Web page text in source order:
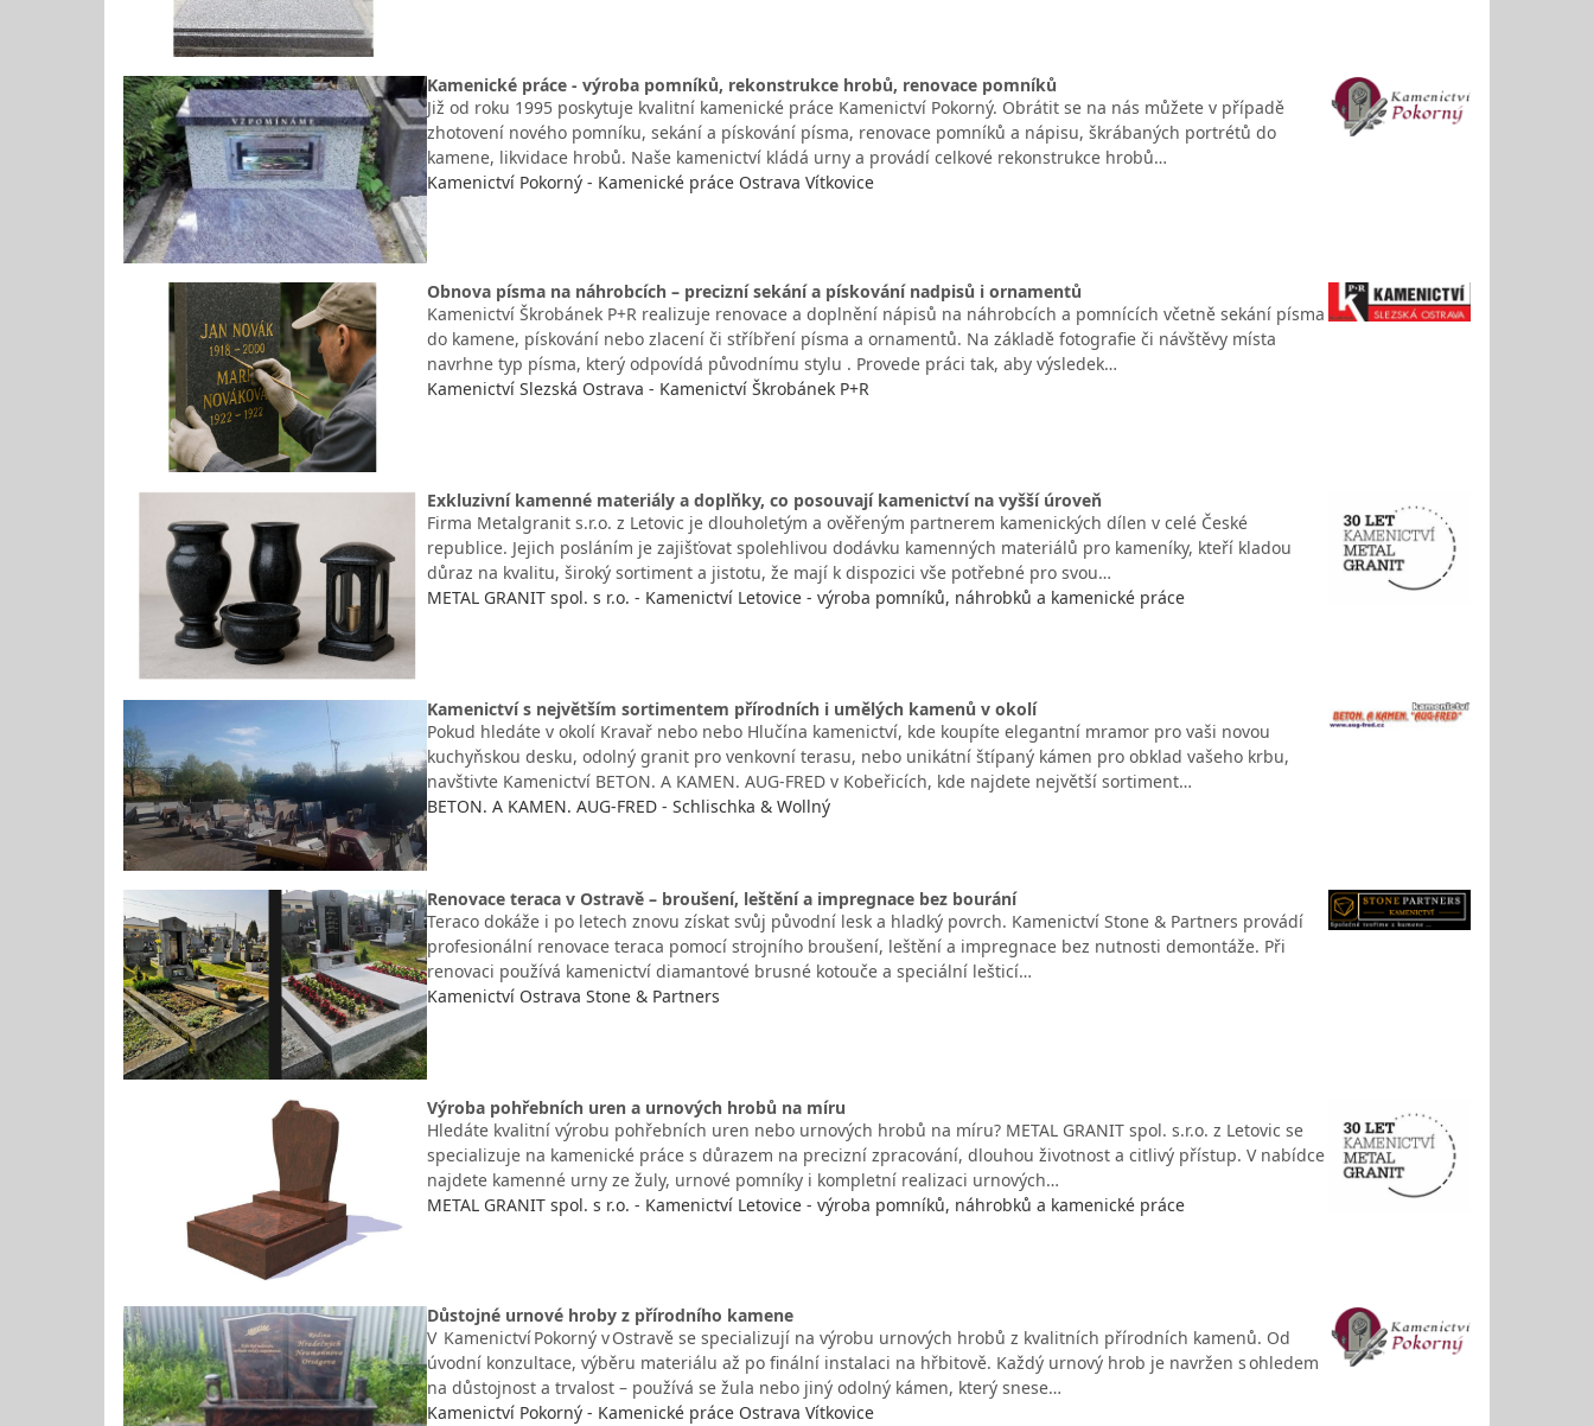
Kamenické práce - výroba pomníků, rekonstrukce hrobů, renovace pomníků
Již od roku 1995 poskytuje kvalitní kamenické práce Kamenictví Pokorný. Obrátit se na nás můžete v případě
zhotovení nového pomníku, sekání a pískování písma, renovace pomníků a nápisu, škrábaných portrétů do
kamene, likvidace hrobů. Naše kamenictví kládá urny a provádí celkové rekonstrukce hrobů…
Kamenictví Pokorný - Kamenické práce Ostrava Vítkovice
Obnova písma na náhrobcích – precizní sekání a pískování nadpisů i ornamentů
Kamenictví Škrobánek P+R realizuje renovace a doplnění nápisů na náhrobcích a pomnících včetně sekání písma
do kamene, pískování nebo zlacení či stříbření písma a ornamentů. Na základě fotografie či návštěvy místa
navrhne typ písma, který odpovídá původnímu stylu . Provede práci tak, aby výsledek…
Kamenictví Slezská Ostrava - Kamenictví Škrobánek P+R
Exkluzivní kamenné materiály a doplňky, co posouvají kamenictví na vyšší úroveň
Firma Metalgranit s.r.o. z Letovic je dlouholetým a ověřeným partnerem kamenických dílen v celé České
republice. Jejich posláním je zajišťovat spolehlivou dodávku kamenných materiálů pro kameníky, kteří kladou
důraz na kvalitu, široký sortiment a jistotu, že mají k dispozici vše potřebné pro svou…
METAL GRANIT spol. s r.o. - Kamenictví Letovice - výroba pomníků, náhrobků a kamenické práce
Kamenictví s největším sortimentem přírodních i umělých kamenů v okolí
Pokud hledáte v okolí Kravař nebo nebo Hlučína kamenictví, kde koupíte elegantní mramor pro vaši novou
kuchyňskou desku, odolný granit pro venkovní terasu, nebo unikátní štípaný kámen pro obklad vašeho krbu,
navštivte Kamenictví BETON. A KAMEN. AUG-FRED v Kobeřicích, kde najdete největší sortiment…
BETON. A KAMEN. AUG-FRED - Schlischka & Wollný
Renovace teraca v Ostravě – broušení, leštění a impregnace bez bourání
Teraco dokáže i po letech znovu získat svůj původní lesk a hladký povrch. Kamenictví Stone & Partners provádí
profesionální renovace teraca pomocí strojního broušení, leštění a impregnace bez nutnosti demontáže. Při
renovaci používá kamenictví diamantové brusné kotouče a speciální lešticí…
Kamenictví Ostrava Stone & Partners
Výroba pohřebních uren a urnových hrobů na míru
Hledáte kvalitní výrobu pohřebních uren nebo urnových hrobů na míru? METAL GRANIT spol. s.r.o. z Letovic se
specializuje na kamenické práce s důrazem na precizní zpracování, dlouhou životnost a citlivý přístup. V nabídce
najdete kamenné urny ze žuly, urnové pomníky i kompletní realizaci urnových…
METAL GRANIT spol. s r.o. - Kamenictví Letovice - výroba pomníků, náhrobků a kamenické práce
Důstojné urnové hroby z přírodního kamene
V Kamenictví Pokorný v Ostravě se specializují na výrobu urnových hrobů z kvalitních přírodních kamenů. Od
úvodní konzultace, výběru materiálu až po finální instalaci na hřbitově. Každý urnový hrob je navržen s ohledem
na důstojnost a trvalost – používá se žula nebo jiný odolný kámen, který snese…
Kamenictví Pokorný - Kamenické práce Ostrava Vítkovice